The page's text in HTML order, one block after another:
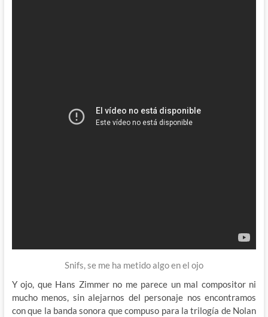
Snifs, se me ha metido algo en el ojo
Y ojo, que Hans Zimmer no me parece un mal compositor ni
mucho menos, sin alejarnos del personaje nos encontramos
con que la banda sonora que compuso para la trilogía de Nolan